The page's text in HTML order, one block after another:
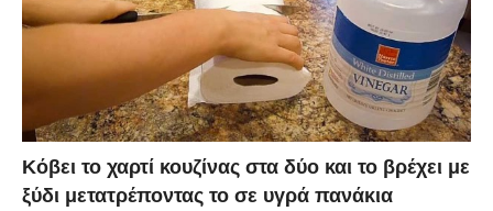
Κόβει το χαρτί κουζίνας στα δύο και το βρέχει με
ξύδι μετατρέποντας το σε υγρά πανάκια